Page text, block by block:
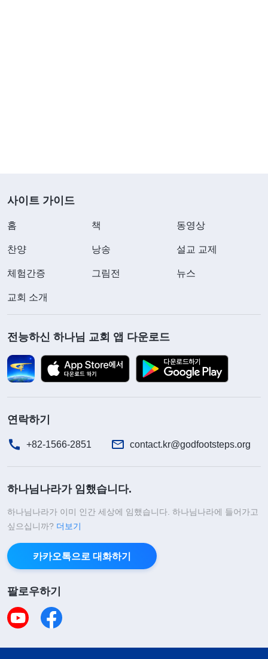
사이트 가이드
홈 책 동영상
찬양 낭송 설교 교제
체험간증 그림전 뉴스
교회 소개
전능하신 하나님 교회 앱 다운로드
연락하기
+82-1566-2851 contact.kr@godfootsteps.org
하나님나라가 임했습니다.
하나님나라가 이미 인간 세상에 임했습니다. 하나님나라에 들어가고
싶으십니까? 더보기
카카오톡으로 대화하기
팔로우하기